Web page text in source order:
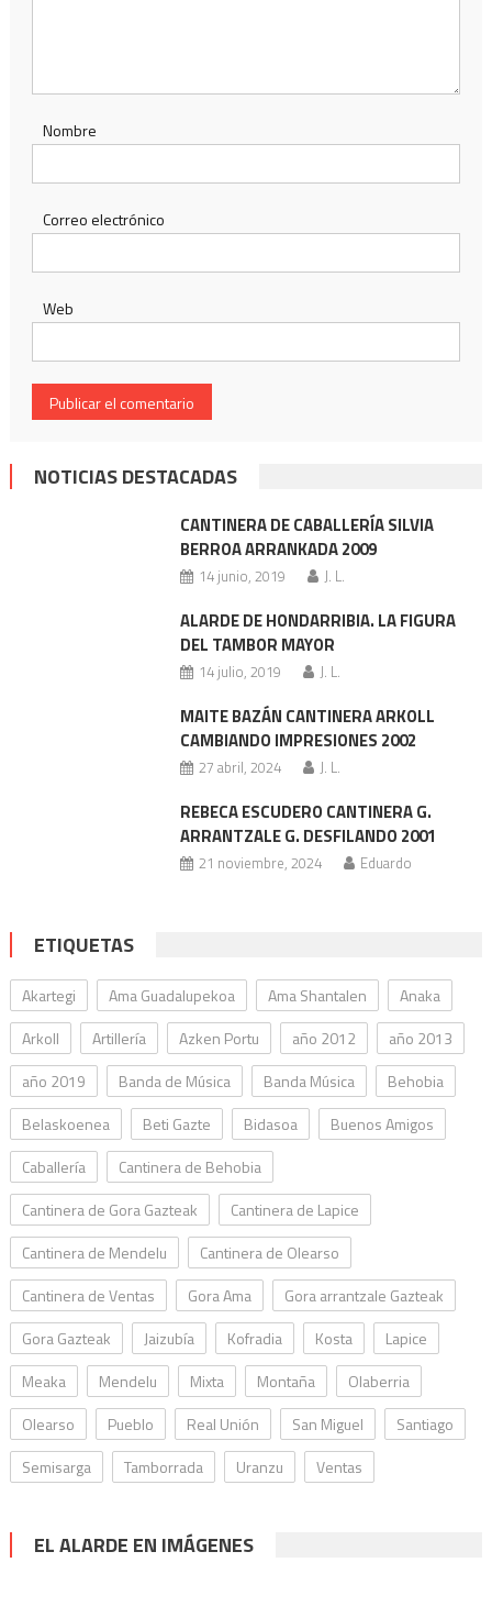
Nombre
Correo electrónico
Web
NOTICIAS DESTACADAS
CANTINERA DE CABALLERÍA SILVIA
BERROA ARRANKADA 2009
14 junio, 2019 J. L.
ALARDE DE HONDARRIBIA. LA FIGURA
DEL TAMBOR MAYOR
14 julio, 2019 J. L.
MAITE BAZÁN CANTINERA ARKOLL
CAMBIANDO IMPRESIONES 2002
27 abril, 2024 J. L.
REBECA ESCUDERO CANTINERA G.
ARRANTZALE G. DESFILANDO 2001
21 noviembre, 2024 Eduardo
ETIQUETAS
Akartegi Ama Guadalupekoa Ama Shantalen
Anaka
Arkoll
Artillería Azken Portu año 2012
año 2013
año 2019
Banda de Música Banda Música
Behobia
Belaskoenea
Beti Gazte Bidasoa
Buenos Amigos
Caballería
Cantinera de Behobia
Cantinera de Gora Gazteak
Cantinera de Lapice
Cantinera de Mendelu
Cantinera de Olearso
Cantinera de Ventas
Gora Ama
Gora arrantzale Gazteak
Gora Gazteak
Jaizubía Kofradia Kosta
Lapice
Meaka
Mendelu Mixta Montaña
Olaberria
Olearso
Pueblo Real Unión San Miguel
Santiago
Semisarga
Tamborrada Uranzu Ventas
EL ALARDE EN IMÁGENES